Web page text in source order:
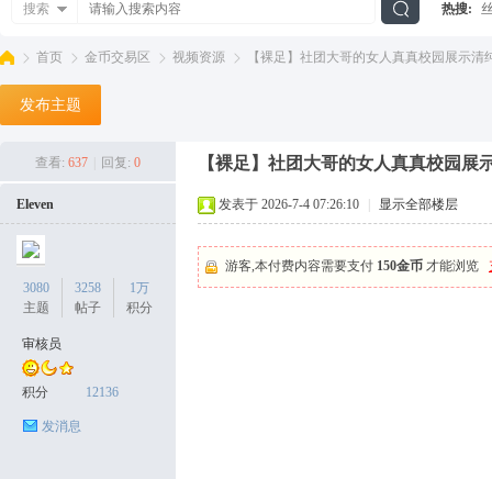
搜索 热搜:
首页 金币交易区 视频资源
›
【裸足】社团大哥的女人真真校园展示清
发布主题
查看: 637 回复: 0 【裸足】社团大哥的女人真真校园
Eleven
3080
主题
3258
帖子
1万
积分
审核员
积分 12136
发消息
发表于 2026-7-4 07:26:10 显示全部楼层
游客,本付费内容需要支付 150金币 才能浏览